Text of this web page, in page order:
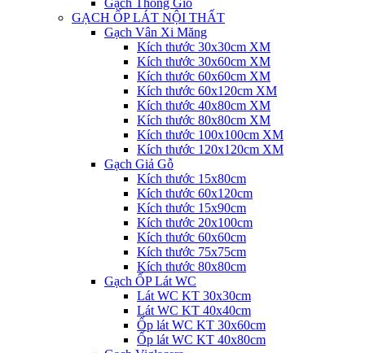
Gạch Thông Gió
GẠCH ỐP LÁT NỘI THẤT
Gạch Vân Xi Măng
Kích thước 30x30cm XM
Kích thước 30x60cm XM
Kích thước 60x60cm XM
Kích thước 60x120cm XM
Kích thước 40x80cm XM
Kích thước 80x80cm XM
Kích thước 100x100cm XM
Kích thước 120x120cm XM
Gạch Giả Gỗ
Kích thước 15x80cm
Kích thước 60x120cm
Kích thước 15x90cm
Kích thước 20x100cm
Kích thước 60x60cm
Kích thước 75x75cm
Kích thước 80x80cm
Gạch ỐP Lát WC
Lát WC KT 30x30cm
Lát WC KT 40x40cm
Ốp lát WC KT 30x60cm
Ốp lát WC KT 40x80cm